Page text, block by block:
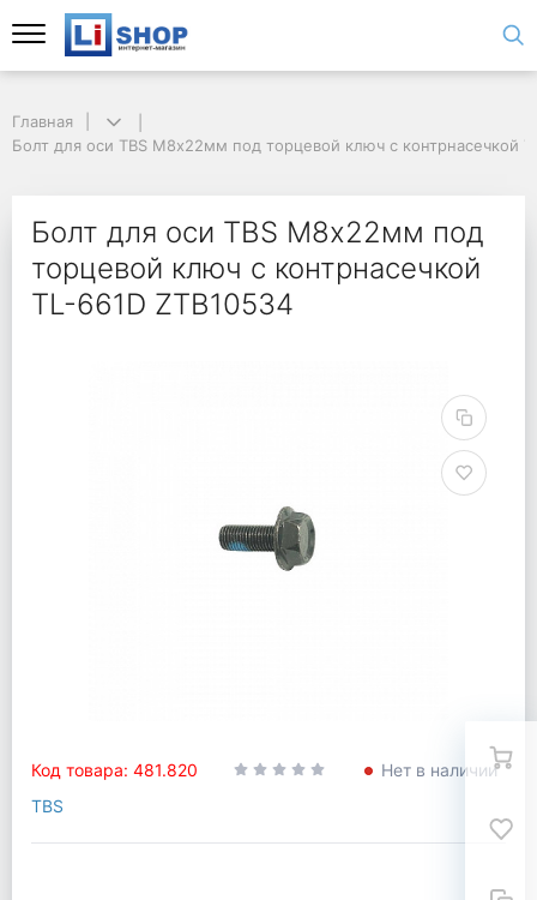
Главная
Болт для оси TBS М8х22мм под торцевой ключ с контрнасечкой
Болт для оси TBS М8х22мм под
торцевой ключ с контрнасечкой
TL-661D ZTB10534
Код товара: 481.820
Нет в наличии
TBS